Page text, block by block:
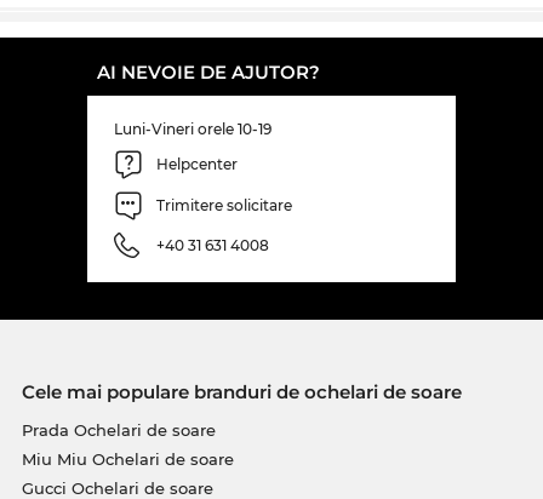
un confort maxim la purtare. Ca și în cazul tuturor
baza cu încredere peprotecția
Chiar dacă acest model
momentul de faţă pe stoc, meriţă să-l comanzi
acum, pentru că preţul e pur şi simplu imbatabil!
găsi nici măcar la reducere atât de avantajos.
AI NEVOIE DE AJUTOR?
Luni-Vineri orele 10-19
Helpcenter
Trimitere solicitare
+40 31 631 4008
Cele mai populare branduri de ochelari de soare
Prada Ochelari de soare
Miu Miu Ochelari de soare
Gucci Ochelari de soare